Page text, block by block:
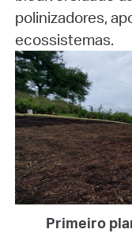
polinizadores,
ecossistemas.
Primeiro